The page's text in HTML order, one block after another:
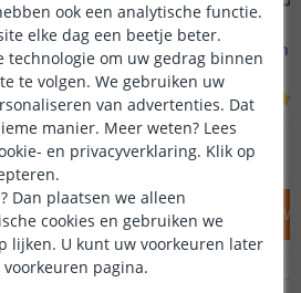
breed
1M
)
14,95
1M -
Opbouw -
OP VOORRAAD
IN
ook een analytische functie.
elke dag een beetje beter.
technologie om uw gedrag binnen
te volgen. We gebruiken uw
van advertenties. Dat
manier. Meer weten? Lees
en privacyverklaring. Klik op
? Dan plaatsen we alleen
cookies en gebruiken we
lijken. U kunt uw voorkeuren later
pagina.